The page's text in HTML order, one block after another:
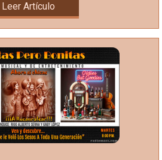
Leer Artículo